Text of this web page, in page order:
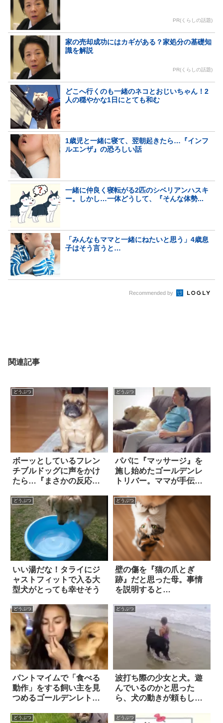
PR(くらしの話題)
家の売却成功にはカギがある？家処分の基礎知
識を解説
PR(くらしの話題)
どこへ行くのも一緒のネコとおじいちゃん！2
人の穏やかな1日にとても和む
1歳児と一緒に寝て、翌朝起きたら…『インフ
ルエンザ』の恐ろしい話
一緒に仲良く寝転がる2匹のシベリアンハスキ
ー。しかし…一体どうして、『そんな体勢...
「みんなもママと一緒にねたいと思う」4歳息
子はそう言うと…
Recommended by
関連記事
どうぶつ
ボーッとしているフレン
チブルドッグに声をかけ
たら…『まさかの反応』
どうぶつ
パパに『マッサージ』を
施し始めたゴールデンレ
トリバー。ママが手伝お
る、その理由は…！？
どうぶつ
いい湯だな！タライにジ
ャストフィットで入る大
型犬がとっても幸せそう
どうぶつ
壁の傷を『猫の爪とぎ
跡』だと思った母。事情
を説明すると…
どうぶつ
パントマイムで「食べる
動作」をする飼い主を見
つめるゴールデンレトリ
しい彼らが示した『反
どうぶつ
波打ち際の少女と犬。遊
んでいるのかと思った
ら、犬の動きが頼もしす
どうぶつ どうぶつ